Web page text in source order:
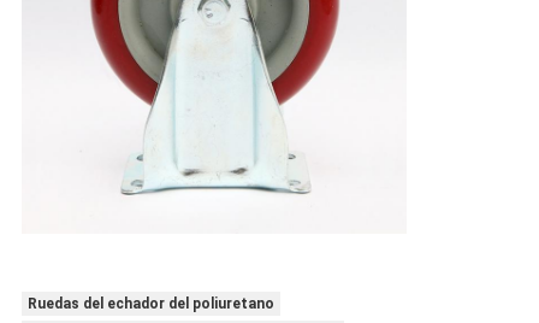
Ruedas del echador del poliuretano